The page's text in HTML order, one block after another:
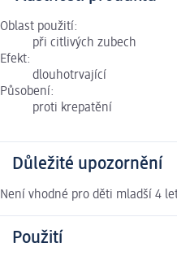
Oblast použití:
při citlivých zubech
Efekt:
dlouhotrvající
Působení:
proti krepatění
Důležité upozornění
Není vhodné pro děti mladší 4
Použití